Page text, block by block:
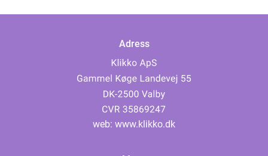
Adress
web: www.klikko.dk